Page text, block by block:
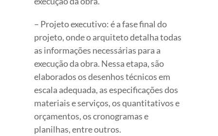
– Projeto executivo: é a fase final do
projeto, onde o arquiteto detalha todas
as informações necessárias para a
execução da obra. Nessa etapa, são
elaborados os desenhos técnicos em
escala adequada, as especificações dos
materiais e serviços, os quantitativos e
orçamentos, os cronogramas e
planilhas, entre outros.